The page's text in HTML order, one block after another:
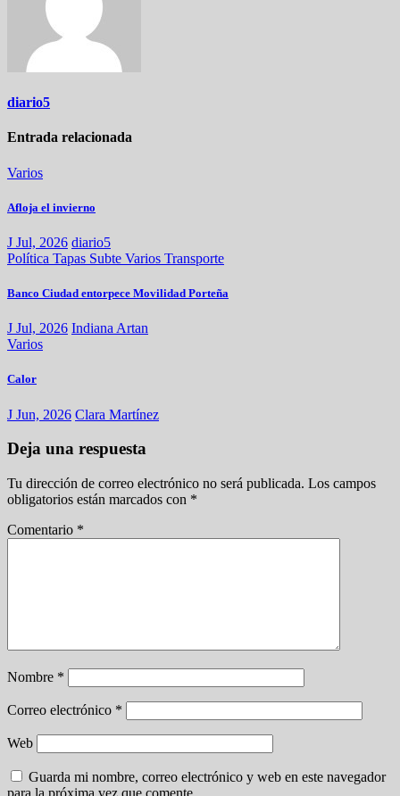
diario5
Entrada relacionada
Varios
Afloja el invierno
J Jul, 2026 diario5
Política Tapas Subte Varios Transporte
Banco Ciudad entorpece Movilidad Porteña
J Jul, 2026 Indiana Artan
Varios
Calor
J Jun, 2026 Clara Martínez
Deja una respuesta
Tu dirección de correo electrónico no será publicada. Los campos
obligatorios están marcados con *
Comentario *
Nombre *
Correo electrónico *
Web
Guarda mi nombre, correo electrónico y web en este navegador
para la próxima vez que comente.